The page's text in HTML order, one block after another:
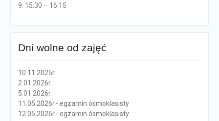
9. 15:30 – 16:15
Dni wolne od zajęć
10.11.2025r.
2.01.2026r.
5.01.2026r.
11.05.2026r.- egzamin ósmoklasisty
12.05.2026r.- egzamin ósmoklasisty